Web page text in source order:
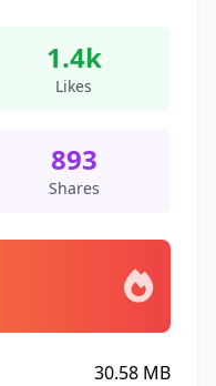
1.4k
Likes
893
Shares
30.58 MB